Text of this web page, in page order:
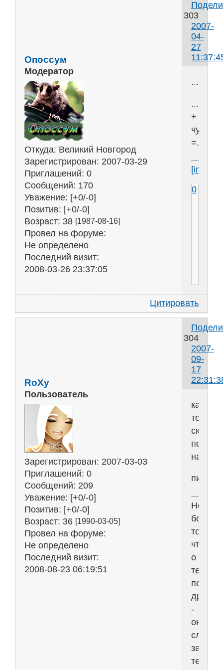
303
2007-
04-
27
Опоссум
Модератор
Откуда: Великий Новгород
Зарегистрирован: 2007-03-29
Приглашений: 0
Сообщений: 170
Уважение: [+0/-0]
Позитив: [+0/-0]
Возраст: 38 [1987-08-16]
Провел на форуме:
Не определено
Последний визит:
2008-03-26 23:37:05
+
=....
0
Цитировать
304
2007-
09-
17
RoXy
Пользователь
Зарегистрирован: 2007-03-03
Приглашений: 0
Сообщений: 209
Уважение: [+0/-0]
Позитив: [+0/-0]
Возраст: 36 [1990-03-05]
Провел на форуме:
Не определено
Последний визит:
2008-08-23 06:19:51
какая-
то
помню
Не
бойся
того,
что
о
тебе
другие
-
они
заняты
тем,